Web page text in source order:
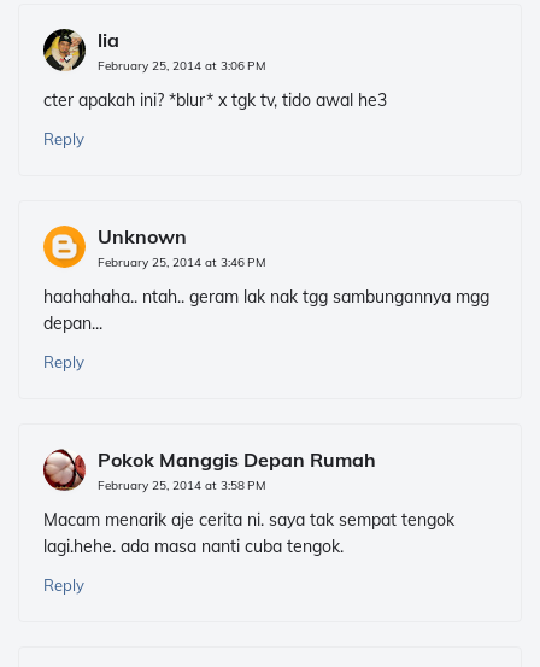
lia
February 25, 2014 at 3:06 PM
cter apakah ini? *blur* x tgk tv, tido awal he3
Reply
Unknown
February 25, 2014 at 3:46 PM
haahahaha.. ntah.. geram lak nak tgg sambungannya mgg
depan...
Reply
Pokok Manggis Depan Rumah
February 25, 2014 at 3:58 PM
Macam menarik aje cerita ni. saya tak sempat tengok
lagi.hehe. ada masa nanti cuba tengok.
Reply